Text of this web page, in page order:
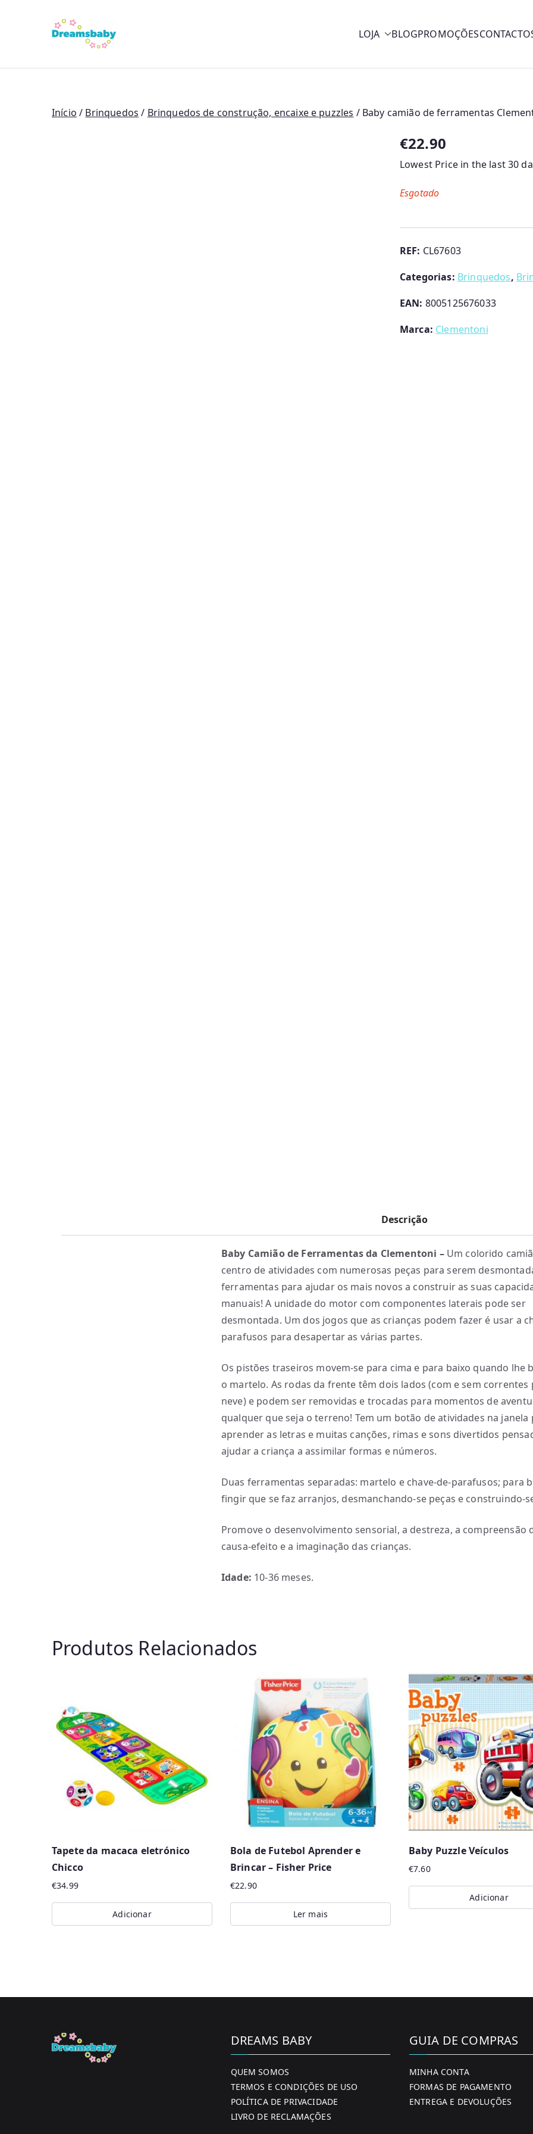
LOJA BLOGPROMOÇÕES
Início / Brinquedos / Brinquedos de construção, encaixe e puzzles / Baby camião de ferramentas
€22.90
Lowest Price in the last 30
Esgotado
REF: CL67603
Categorias: Brinquedos,
EAN: 8005125676033
Marca: Clementoni
Descrição
Baby Camião de Ferramentas da Clementoni – Um colorido
centro de atividades com numerosas peças para serem
ferramentas para ajudar os mais novos a construir as suas
manuais! A unidade do motor com componentes laterais pode ser
desmontada. Um dos jogos que as crianças podem fazer é usar a
parafusos para desapertar as várias partes.
Os pistões traseiros movem-se para cima e para baixo quando lhe
o martelo. As rodas da frente têm dois lados (com e sem correntes
neve) e podem ser removidas e trocadas para momentos de
qualquer que seja o terreno! Tem um botão de atividades na janela
aprender as letras e muitas canções, rimas e sons divertidos
ajudar a criança a assimilar formas e números.
Duas ferramentas separadas: martelo e chave-de-parafusos; para
fingir que se faz arranjos, desmanchando-se peças e construindo-
Promove o desenvolvimento sensorial, a destreza, a compreensão
causa-efeito e a imaginação das crianças.
Idade: 10-36 meses.
Produtos Relacionados
Tapete da macaca eletrónico
Chicco
€34.99
Adicionar
Bola de Futebol Aprender e
Brincar – Fisher Price
€22.90
Ler mais
Baby Puzzle Veículos
€7.60
Adicionar
DREAMS BABY
QUEM SOMOS
TERMOS E CONDIÇÕES DE USO
POLÍTICA DE PRIVACIDADE
LIVRO DE RECLAMAÇÕES
GUIA DE COMPRAS
MINHA CONTA
FORMAS DE PAGAMENTO
ENTREGA E DEVOLUÇÕES